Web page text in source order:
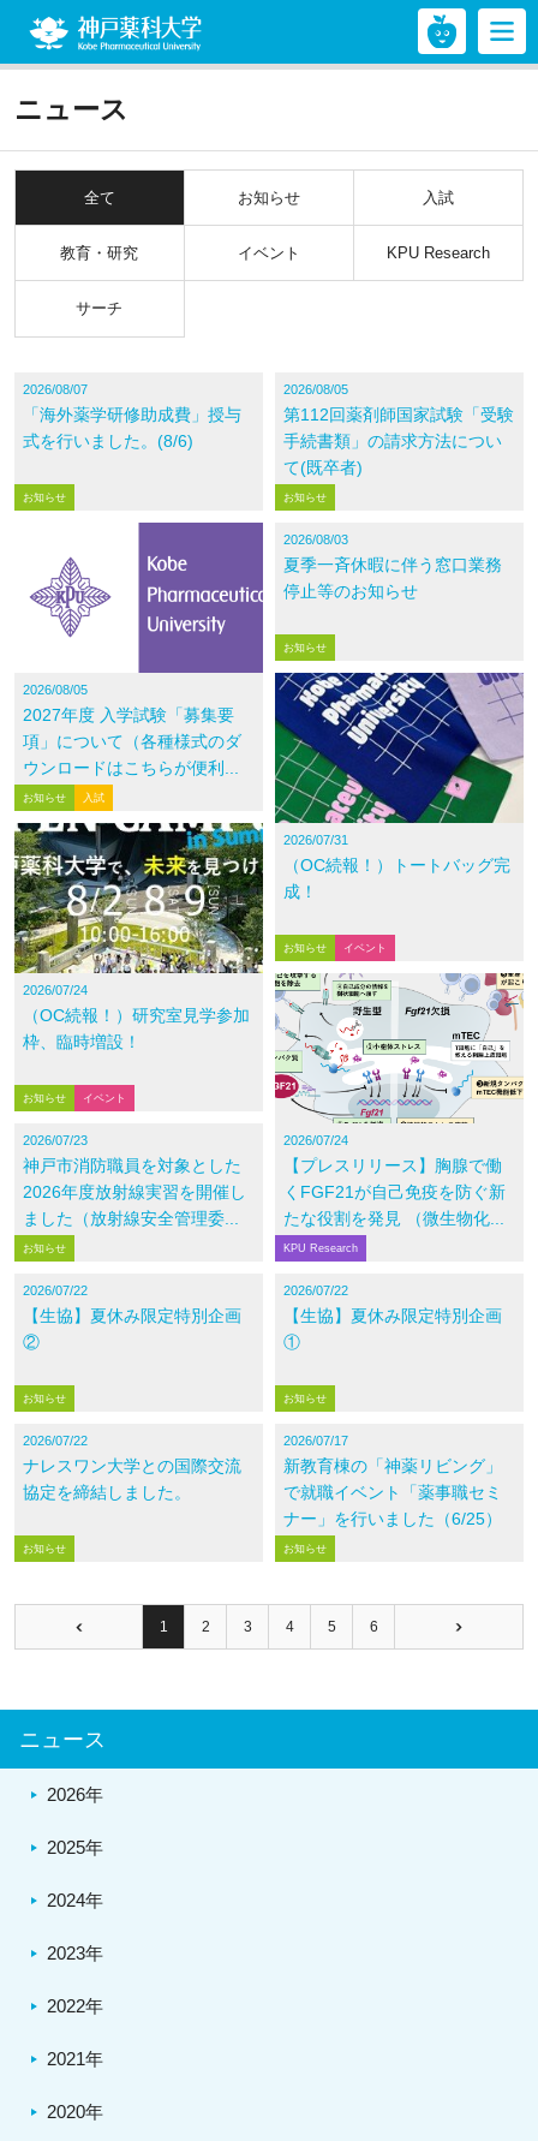
ニュース
全て お知らせ 入試
教育・研究 イベント KPU Research
サーチ
2026/08/07
「海外薬学研修助成費」授与
式を行いました。(8/6)
お知らせ
2026/08/05
第112回薬剤師国家試験「受験
手続書類」の請求方法につい
て(既卒者)
お知らせ
2026/08/05
2027年度 入学試験「募集要
項」について（各種様式のダ
ウンロードはこちらが便利...
お知らせ 入試
2026/08/03
夏季一斉休暇に伴う窓口業務
停止等のお知らせ
お知らせ
2026/07/31
（OC続報！）トートバッグ完
成！
お知らせ イベント
2026/07/24
（OC続報！）研究室見学参加
枠、臨時増設！
お知らせ イベント
2026/07/24
【プレスリリース】胸腺で働
くFGF21が自己免疫を防ぐ新
たな役割を発見 （微生物化...
KPU Research
2026/07/23
神戸市消防職員を対象とした
2026年度放射線実習を開催し
ました（放射線安全管理委...
お知らせ
2026/07/22
【生協】夏休み限定特別企画
②
お知らせ
2026/07/22
【生協】夏休み限定特別企画
①
お知らせ
2026/07/22
ナレスワン大学との国際交流
協定を締結しました。
お知らせ
2026/07/17
新教育棟の「神薬リビング」
で就職イベント「薬事職セミ
ナー」を行いました（6/25）
お知らせ
1 2 3 4 5 6
ニュース
2026年
2025年
2024年
2023年
2022年
2021年
2020年
神戸薬科大学